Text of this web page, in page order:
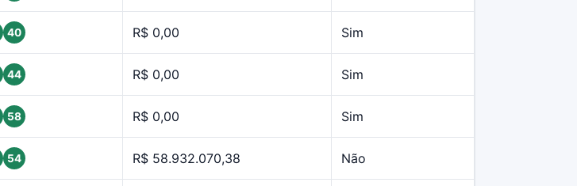
40 R$ 0,00 Sim
44 R$ 0,00 Sim
58 R$ 0,00 Sim
54 R$ 58.932.070,38 Não